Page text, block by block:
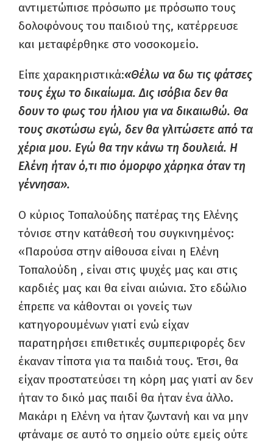
αντιμετώπισε πρόσωπο με πρόσωπο τους
δολοφόνους του παιδιού της, κατέρρευσε
και μεταφέρθηκε στο νοσοκομείο.
Είπε χαρακηριστικά:«Θέλω να δω τις φάτσες
τους έχω το δικαίωμα. Δις ισόβια δεν θα
δουν το φως του ήλιου για να δικαιωθώ. Θα
τους σκοτώσω εγώ, δεν θα γλιτώσετε από τα
χέρια μου. Εγώ θα την κάνω τη δουλειά. Η
Ελένη ήταν ό,τι πιο όμορφο χάρηκα όταν τη
γέννησα».
Ο κύριος Τοπαλούδης πατέρας της Ελένης
τόνισε στην κατάθεσή του συγκινημένος:
«Παρούσα στην αίθουσα είναι η Ελένη
Τοπαλούδη , είναι στις ψυχές μας και στις
καρδιές μας και θα είναι αιώνια. Στο εδώλιο
έπρεπε να κάθονται οι γονείς των
κατηγορουμένων γιατί ενώ είχαν
παρατηρήσει επιθετικές συμπεριφορές δεν
έκαναν τίποτα για τα παιδιά τους. Έτσι, θα
είχαν προστατεύσει τη κόρη μας γιατί αν δεν
ήταν το δικό μας παιδί θα ήταν ένα άλλο.
Μακάρι η Ελένη να ήταν ζωντανή και να μην
φτάναμε σε αυτό το σημείο ούτε εμείς ούτε